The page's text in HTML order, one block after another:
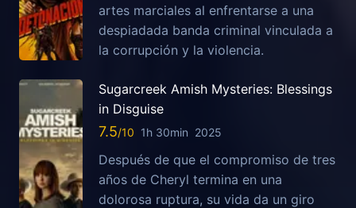
artes marciales al enfrentarse a una
despiadada banda criminal vinculada a
la corrupción y la violencia.
Sugarcreek Amish Mysteries: Blessings
in Disguise
7.5 1h 30min 2025
Después de que el compromiso de tres
años de Cheryl termina en una
dolorosa ruptura, su vida da un giro